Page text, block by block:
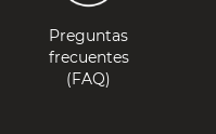
Preguntas
frecuentes
(FAQ)